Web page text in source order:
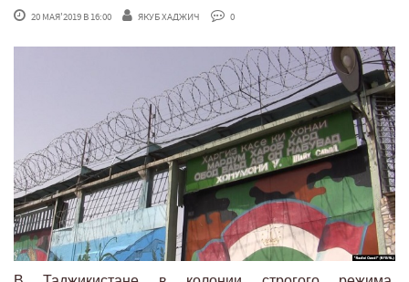
20 МАЯ'2019 В 16:00 ЯКУБ ХАДЖИЧ 0